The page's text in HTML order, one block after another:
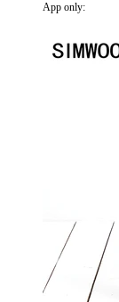
App only: